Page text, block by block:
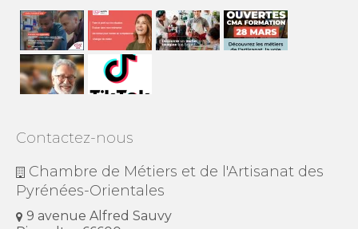
Contactez-nous
Chambre de Métiers et de l'Artisanat des
Pyrénées-Orientales
9 avenue Alfred Sauvy